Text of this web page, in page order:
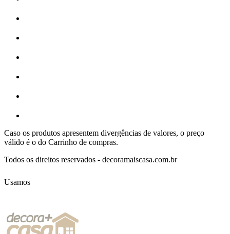
Caso os produtos apresentem divergências de valores, o preço
válido é o do Carrinho de compras.
Todos os direitos reservados - decoramaiscasa.com.br
Usamos